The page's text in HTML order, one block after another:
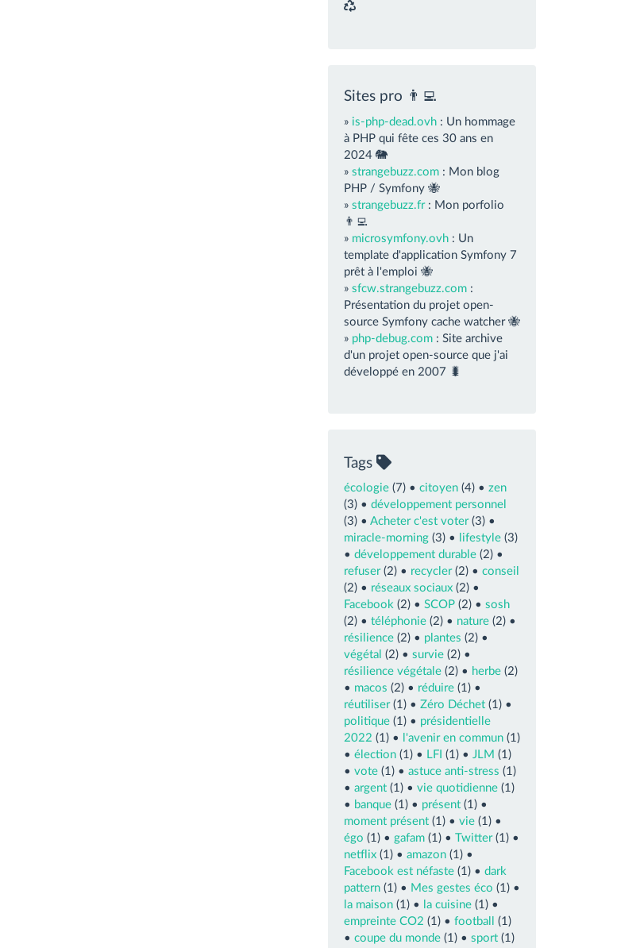
Sites pro 👨‍💻
» is-php-dead.ovh: Un hommage
à PHP qui fête ces 30 ans en
2024 🐘
» strangebuzz.com: Mon blog
PHP / Symfony 🐝
» strangebuzz.fr: Mon porfolio
👨‍💻
» microsymfony.ovh: Un
template d'application Symfony 7
prêt à l'emploi 🐝
» sfcw.strangebuzz.com:
Présentation du projet open-
source Symfony cache watcher 🐝
» php-debug.com: Site archive
d'un projet open-source que j'ai
développé en 2007 🐛
Tags
écologie(7) • citoyen(4) • zen
(3) • développement personnel
(3) • Acheter c'est voter(3) •
miracle-morning(3) • lifestyle(3)
• développement durable(2) •
refuser(2) • recycler(2) • conseil
(2) • réseaux sociaux(2) •
Facebook(2) • SCOP(2) • sosh
(2) • téléphonie(2) • nature(2) •
résilience(2) • plantes (2) •
végétal (2) • survie(2) •
résilience végétale(2) • herbe(2)
• macos (2) • réduire(1) •
réutiliser(1) • Zéro Déchet(1) •
politique(1) • présidentielle
2022 (1) • l'avenir en commun(1)
• élection(1) • LFI (1) • JLM (1)
• vote(1) • astuce anti-stress (1)
• argent(1) • vie quotidienne(1)
• banque(1) • présent(1) •
moment présent(1) • vie(1) •
égo (1) • gafam(1) • Twitter(1) •
netflix(1) • amazon(1) •
Facebook est néfaste(1) • dark
pattern(1) • Mes gestes éco (1) •
la maison(1) • la cuisine(1) •
empreinte CO2 (1) • football
(1)
• coupe du monde(1) • sport(1)